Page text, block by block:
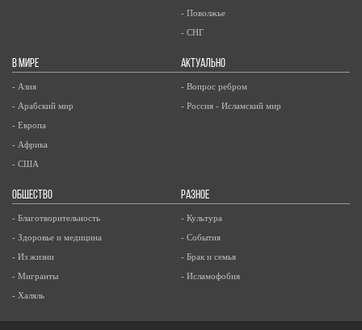
- Поволжье
- СНГ
В МИРЕ
- Азия
- Арабский мир
- Европа
- Африка
- США
АКТУАЛЬНО
- Вопрос ребром
- Россия - Исламский мир
ОБЩЕСТВО
- Благотворительность
- Здоровье и медицина
- Из жизни
- Мигранты
- Халяль
РАЗНОЕ
- Культура
- События
- Брак и семья
- Исламофобия